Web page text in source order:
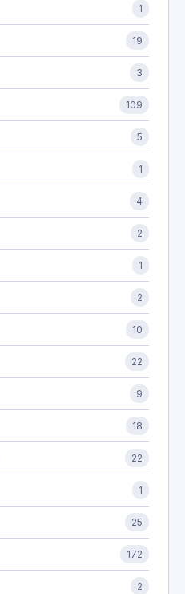
1
19
3
109
5
1
4
2
1
2
10
22
9
18
22
1
25
172
2